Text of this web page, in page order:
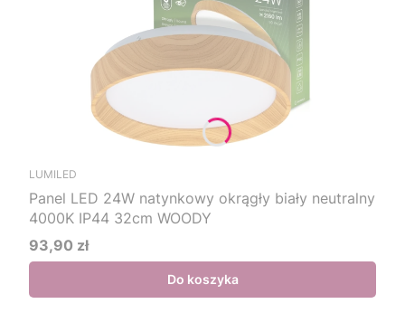
LUMILED
Panel LED 24W natynkowy okrągły biały neutralny
4000K IP44 32cm WOODY
Cena
93,90 zł
Do koszyka